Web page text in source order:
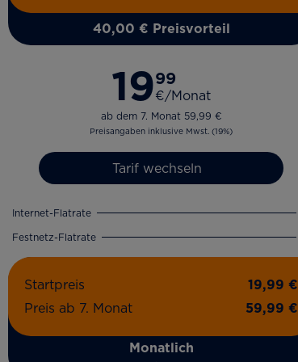
40,00 € Preisvorteil
1999
€/Monat
ab dem 7. Monat 59,99 €
Preisangaben inklusive Mwst. (19%)
Tarif wechseln
Internet-Flatrate
Festnetz-Flatrate
Startpreis
19,99 €
Preis ab 7. Monat
59,99 €
Monatlich